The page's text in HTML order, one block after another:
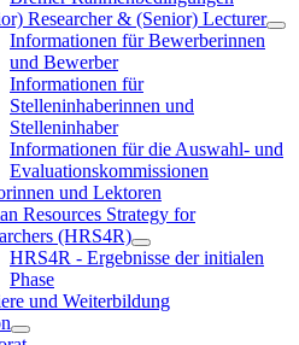
Researcher & (Senior) Lecturer
Informationen für Bewerberinnen
und Bewerber
Informationen für
Stelleninhaberinnen und
Stelleninhaber
Informationen für die Auswahl- und
Evaluationskommissionen
und Lektoren
Resources Strategy for
(HRS4R)
HRS4R - Ergebnisse der initialen
Phase
und Weiterbildung